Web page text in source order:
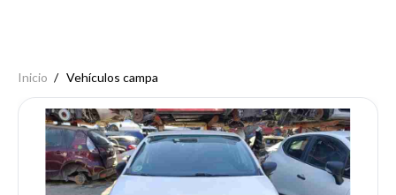
Inicio Vehículos campa